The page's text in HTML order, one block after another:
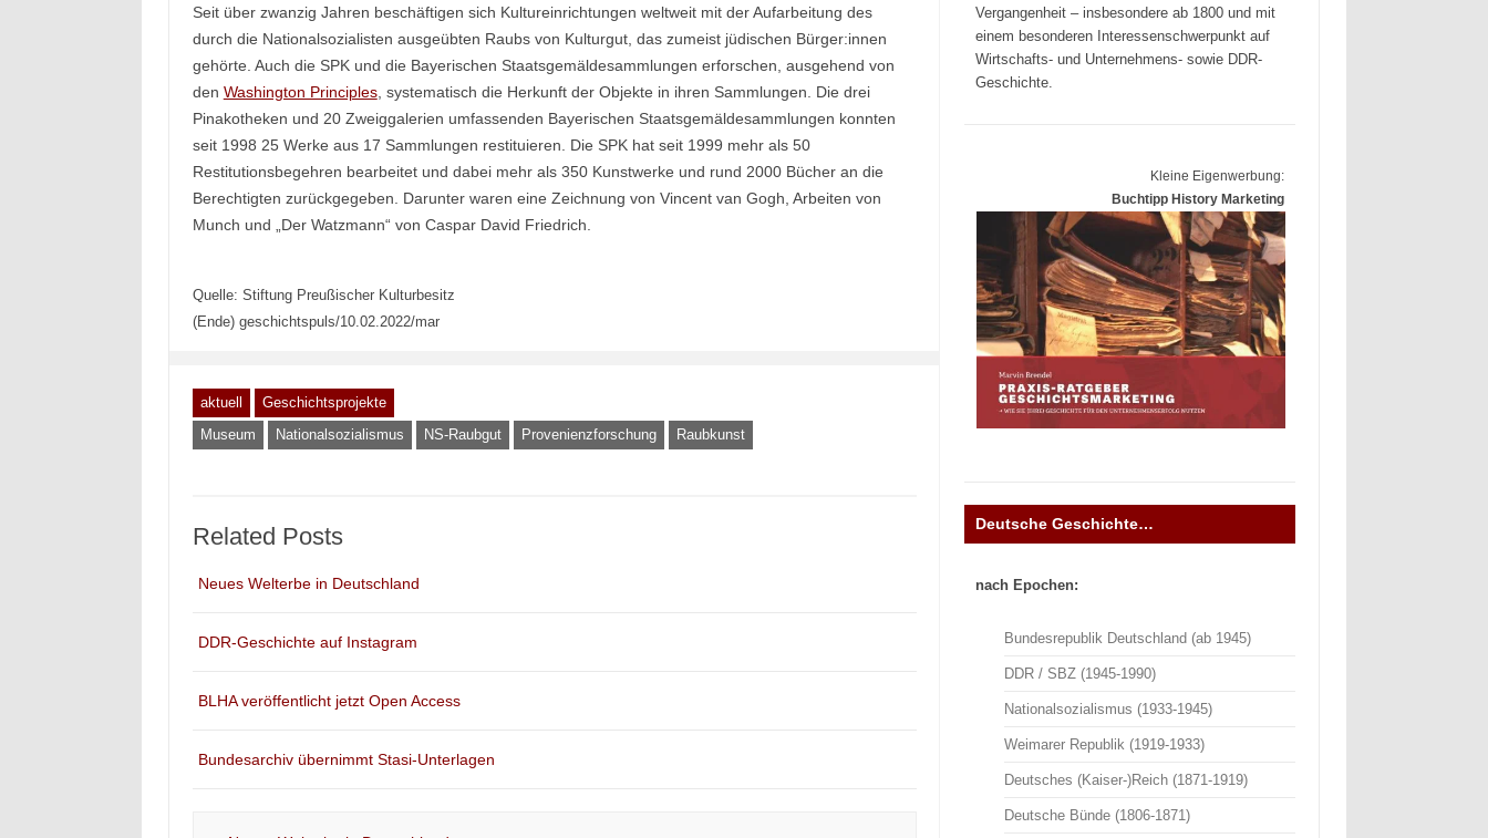
Seit über zwanzig Jahren beschäftigen sich Kultureinrichtungen weltweit mit der Aufarbeitung des
durch die Nationalsozialisten ausgeübten Raubs von Kulturgut, das zumeist jüdischen Bürger:innen
gehörte. Auch die SPK und die Bayerischen Staatsgemäldesammlungen erforschen, ausgehend von
den Washington Principles, systematisch die Herkunft der Objekte in ihren Sammlungen. Die drei
Pinakotheken und 20 Zweiggalerien umfassenden Bayerischen Staatsgemäldesammlungen konnten
seit 1998 25 Werke aus 17 Sammlungen restituieren. Die SPK hat seit 1999 mehr als 50
Restitutionsbegehren bearbeitet und dabei mehr als 350 Kunstwerke und rund 2000 Bücher an die
Berechtigten zurückgegeben. Darunter waren eine Zeichnung von Vincent van Gogh, Arbeiten von
Munch und „Der Watzmann“ von Caspar David Friedrich.
Quelle: Stiftung Preußischer Kulturbesitz
(Ende) geschichtspuls/10.02.2022/mar
aktuell
Geschichtsprojekte
Museum
Nationalsozialismus NS-Raubgut Provenienzforschung Raubkunst
Related Posts
Neues Welterbe in Deutschland
DDR-Geschichte auf Instagram
BLHA veröffentlicht jetzt Open Access
Bundesarchiv übernimmt Stasi-Unterlagen
Vergangenheit – insbesondere ab 1800 und mit
einem besonderen Interessenschwerpunkt auf
Wirtschafts- und Unternehmens- sowie DDR-
Geschichte.
Kleine Eigenwerbung:
Buchtipp History Marketing
Deutsche Geschichte…
nach Epochen:
Bundesrepublik Deutschland (ab 1945)
DDR / SBZ (1945-1990)
Nationalsozialismus (1933-1945)
Weimarer Republik (1919-1933)
Deutsches (Kaiser-)Reich (1871-1919)
Deutsche Bünde (1806-1871)